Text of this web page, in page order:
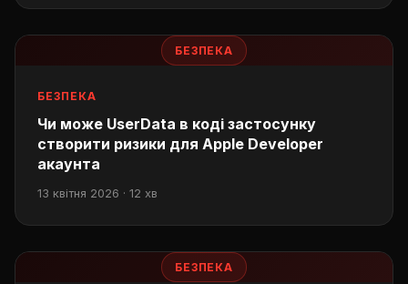
БЕЗПЕКА
БЕЗПЕКА
Чи може UserData в коді застосунку
створити ризики для Apple Developer
акаунта
13 квітня 2026 · 12 хв
БЕЗПЕКА